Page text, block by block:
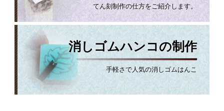
てん刻制作の仕方をご紹介します。
消しゴムハンコの制作
手軽さで人気の消しゴムはんこ